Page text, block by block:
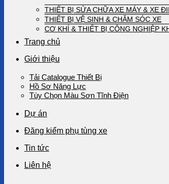
THIẾT BỊ SỬA CHỮA XE MÁY & XE
THIẾT BỊ VỆ SINH & CHĂM SÓC XE
CƠ KHÍ & THIẾT BỊ CÔNG NGHIỆP
Trang chủ
Giới thiệu
Tải Catalogue Thiết Bị
Hồ Sơ Năng Lực
Tùy Chọn Màu Sơn Tĩnh Điện
Dự án
Đăng kiểm phụ tùng xe
Tin tức
Liên hệ